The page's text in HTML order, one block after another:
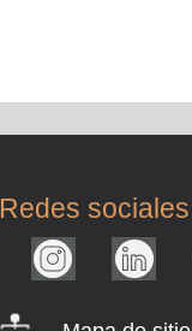
Redes sociales